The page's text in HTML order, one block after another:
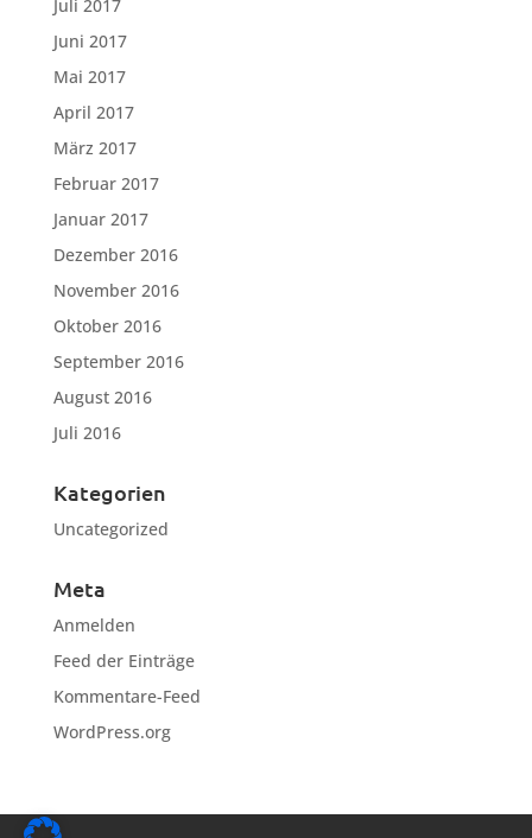
Juli 2017
Juni 2017
Mai 2017
April 2017
März 2017
Februar 2017
Januar 2017
Dezember 2016
November 2016
Oktober 2016
September 2016
August 2016
Juli 2016
Kategorien
Uncategorized
Meta
Anmelden
Feed der Einträge
Kommentare-Feed
WordPress.org